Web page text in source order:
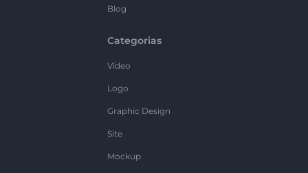
Blog
Categorias
Vídeo
Logo
Graphic Design
Site
Mockup